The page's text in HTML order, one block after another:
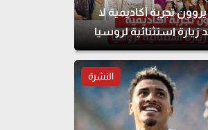
تجربة أكاديمية لا
استثنائية لروسيا
النشرة